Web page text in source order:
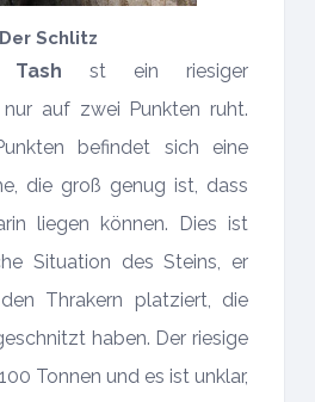
Der Schlitz
st ein riesiger
nur auf zwei Punkten ruht.
befindet sich eine
die groß genug ist, dass
liegen können. Dies ist
Situation des Steins, er
Thrakern platziert, die
haben. Der riesige
Tonnen und es ist unklar,